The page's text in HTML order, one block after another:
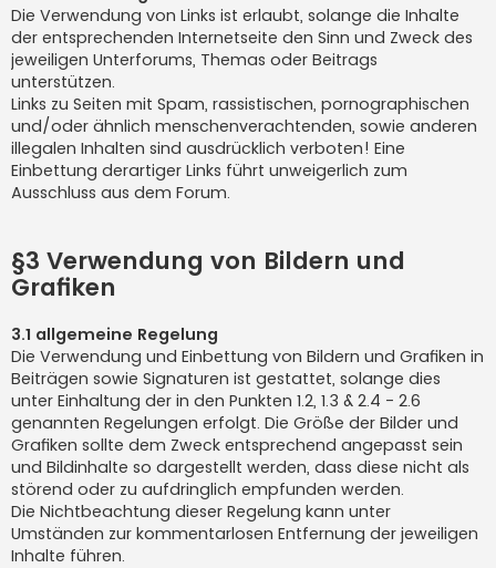
Die Verwendung von Links ist erlaubt, solange die Inhalte
der entsprechenden Internetseite den Sinn und Zweck des
jeweiligen Unterforums, Themas oder Beitrags
unterstützen.
Links zu Seiten mit Spam, rassistischen, pornographischen
und/oder ähnlich menschenverachtenden, sowie anderen
illegalen Inhalten sind ausdrücklich verboten! Eine
Einbettung derartiger Links führt unweigerlich zum
Ausschluss aus dem Forum.
§3 Verwendung von Bildern und
Grafiken
3.1 allgemeine Regelung
Die Verwendung und Einbettung von Bildern und Grafiken in
Beiträgen sowie Signaturen ist gestattet, solange dies
unter Einhaltung der in den Punkten 1.2, 1.3 & 2.4 - 2.6
genannten Regelungen erfolgt. Die Größe der Bilder und
Grafiken sollte dem Zweck entsprechend angepasst sein
und Bildinhalte so dargestellt werden, dass diese nicht als
störend oder zu aufdringlich empfunden werden.
Die Nichtbeachtung dieser Regelung kann unter
Umständen zur kommentarlosen Entfernung der jeweiligen
Inhalte führen.